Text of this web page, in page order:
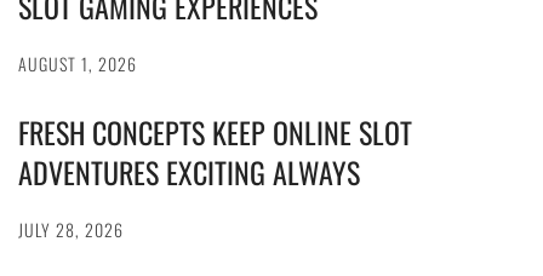
AUGUST 1, 2026
FRESH CONCEPTS KEEP ONLINE SLOT
ADVENTURES EXCITING ALWAYS
JULY 28, 2026